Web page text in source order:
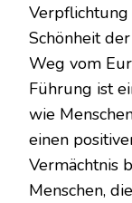
Schönheit
Weg vom
Führung ist
wie
einen
Vermächtnis
Menschen,